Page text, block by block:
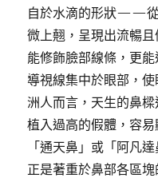
自於水滴的形狀——從
微上翹，呈現出流暢
能修飾臉部線條，更
導視線集中於眼部，
洲人而言，天生的鼻
植入過高的假體，容
「通天鼻」或「阿凡
正是著重於鼻部各區